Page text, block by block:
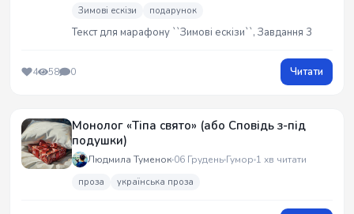
Зимові ескізи подарунок
Текст для марафону ``Зимові ескізи``, Завдання 3
4 58 0 Читати
Монолог «Тіпа свято» (або Сповідь з-під
подушки)
Людмила Туменок 06 Грудень Гумор 1 хв читати
проза українська проза